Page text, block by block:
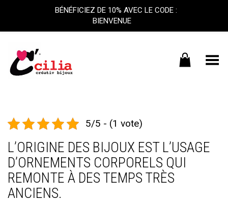
Basculer le menu
5/5 - (1 vote)
L’ORIGINE DES BIJOUX EST L’USAGE
D’ORNEMENTS CORPORELS QUI
REMONTE À DES TEMPS TRÈS
ANCIENS.
BÉNÉFICIEZ DE 10% AVEC LE CODE :
BIENVENUE